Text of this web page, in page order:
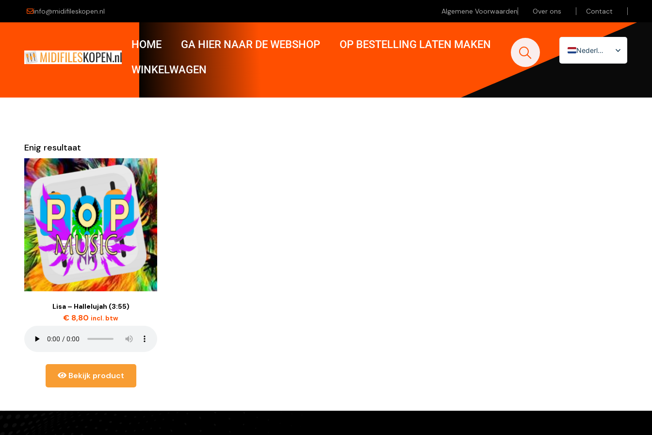
info@midifileskopen.nl Algemene Voorwaarden Over ons Contact
HOME GA HIER NAAR DE WEBSHOP OP BESTELLING LATEN MAKEN
WINKELWAGEN
Nederlands
English (UK)
Enig resultaat
Lisa – Hallelujah (3:55)
€ 8,80 incl. btw
Bekijk product